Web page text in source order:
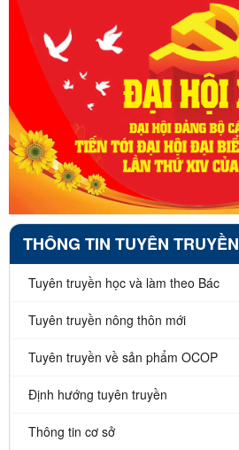
THÔNG TIN TUYÊN TRUYỀN
Tuyên truyền học và làm theo Bác
Tuyên truyền nông thôn mới
Tuyên truyền về sản phẩm OCOP
Định hướng tuyên truyền
Thông tin cơ sở